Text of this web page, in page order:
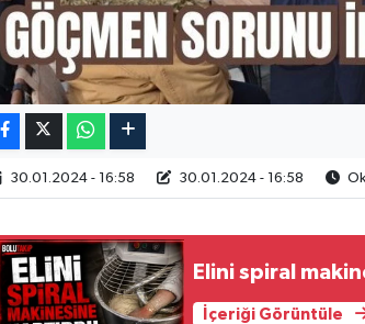
30.01.2024 - 16:58 30.01.2024 - 16:58
Elini spiral
İçeriği Görüntüle